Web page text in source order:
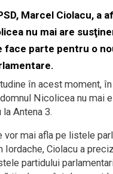
Marcel Ciolacu, a
nu mai are
face parte pentru o
în acest moment,
Nicolicea nu mai
Antena 3.
vor mai afla pe listele
Ciolacu a
partidului